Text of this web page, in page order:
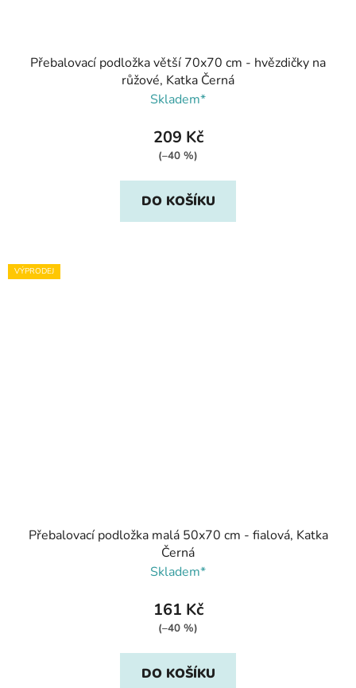
Přebalovací podložka větší 70x70 cm - hvězdičky na
růžové, Katka Černá
Skladem*
209 Kč
(–40 %)
DO KOŠÍKU
VÝPRODEJ
Přebalovací podložka malá 50x70 cm - fialová, Katka
Černá
Skladem*
161 Kč
(–40 %)
DO KOŠÍKU